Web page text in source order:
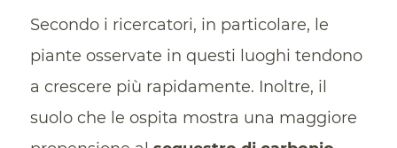
Secondo i ricercatori, in particolare, le
piante osservate in questi luoghi tendono
a crescere più rapidamente. Inoltre, il
suolo che le ospita mostra una maggiore